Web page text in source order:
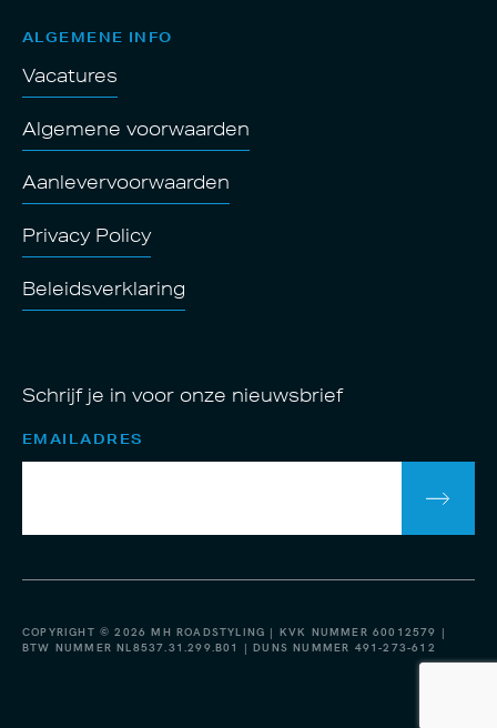
ALGEMENE INFO
Vacatures
Algemene voorwaarden
Aanlevervoorwaarden
Privacy Policy
Beleidsverklaring
Schrijf je in voor onze nieuwsbrief
EMAILADRES
COPYRIGHT © 2026 MH ROADSTYLING | KVK NUMMER 60012579 |
BTW NUMMER NL8537.31.299.B01 | DUNS NUMMER 491-273-612